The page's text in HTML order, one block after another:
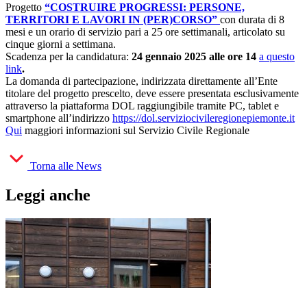
Progetto “COSTRUIRE PROGRESSI: PERSONE,
TERRITORI E LAVORI IN (PER)CORSO” con durata di 8
mesi e un orario di servizio pari a 25 ore settimanali, articolato su
cinque giorni a settimana.
Scadenza per la candidatura: 24 gennaio 2025 alle ore 14 a questo
link.
La domanda di partecipazione, indirizzata direttamente all’Ente
titolare del progetto prescelto, deve essere presentata esclusivamente
attraverso la piattaforma DOL raggiungibile tramite PC, tablet e
smartphone all’indirizzo https://dol.serviziocivileregionepiemonte.it
Qui maggiori informazioni sul Servizio Civile Regionale
Torna alle News
Leggi anche